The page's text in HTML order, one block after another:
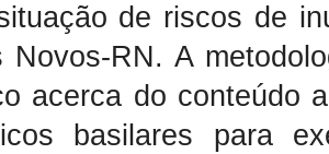
de riscos de
Novos-RN. A
acerca do conteúdo
basilares para